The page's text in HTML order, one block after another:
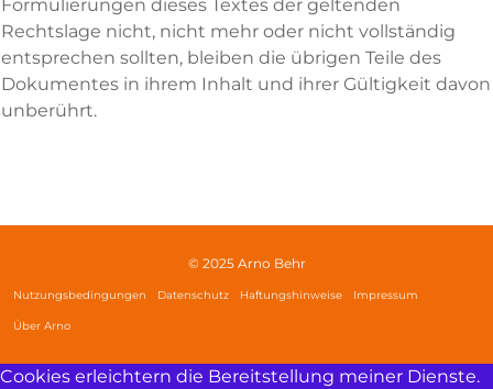
Formulierungen dieses Textes der geltenden
Rechtslage nicht, nicht mehr oder nicht vollständig
entsprechen sollten, bleiben die übrigen Teile des
Dokumentes in ihrem Inhalt und ihrer Gültigkeit davon
unberührt.
© 2025 Arno Behr
Nutzungsbedingungen Datenschutz Haftungshinweise Impressum
Über Arno
Cookies erleichtern die Bereitstellung meiner Dienste.